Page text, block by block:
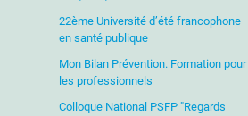
22ème Université d’été francophone
en santé publique
Mon Bilan Prévention. Formation pour
les professionnels
Colloque National PSFP "Regards